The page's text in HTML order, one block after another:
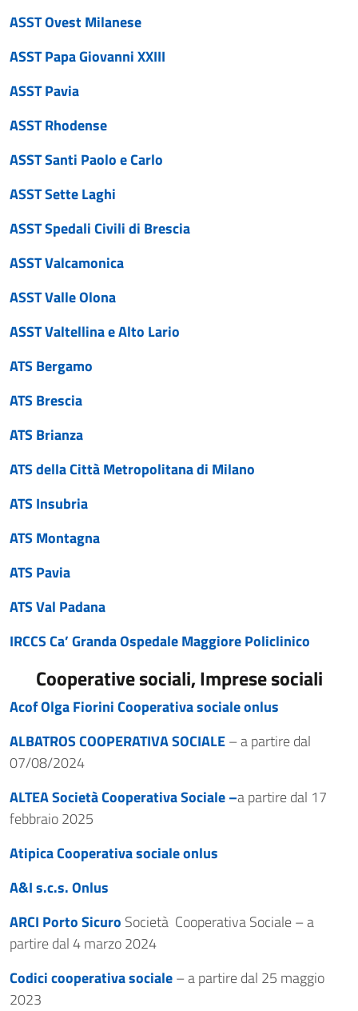
ASST Ovest Milanese
ASST Papa Giovanni XXIII
ASST Pavia
ASST Rhodense
ASST Santi Paolo e Carlo
ASST Sette Laghi
ASST Spedali Civili di Brescia
ASST Valcamonica
ASST Valle Olona
ASST Valtellina e Alto Lario
ATS Bergamo
ATS Brescia
ATS Brianza
ATS della Città Metropolitana di Milano
ATS Insubria
ATS Montagna
ATS Pavia
ATS Val Padana
IRCCS Ca’ Granda Ospedale Maggiore Policlinico
Cooperative sociali, Imprese sociali
Acof Olga Fiorini Cooperativa sociale onlus
ALBATROS COOPERATIVA SOCIALE– a partire dal
07/08/2024
ALTEA Società Cooperativa Sociale –a partire dal 17
febbraio 2025
Atipica Cooperativa sociale onlus
A&I s.c.s. Onlus
ARCI Porto Sicuro Società Cooperativa Sociale – a
partire dal 4 marzo 2024
Codici cooperativa sociale– a partire dal 25 maggio
2023